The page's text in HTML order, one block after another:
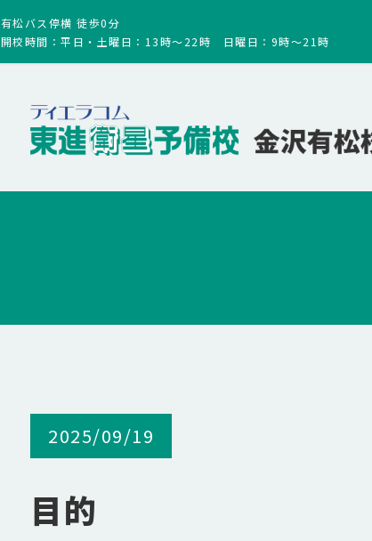
有松バス停横 徒歩0分
開校時間：平日・土曜日：13時～22時 日曜日：9時～21時
2025/09/19
目的